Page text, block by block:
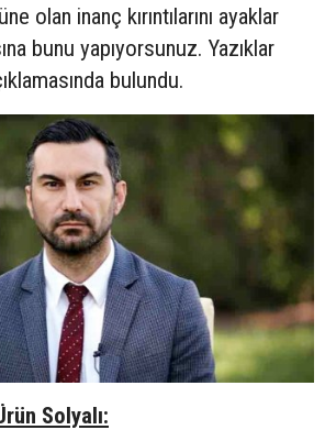
olan inanç kırıntılarını ayaklar
bunu yapıyorsunuz. Yazıklar
bulundu.
Solyalı: